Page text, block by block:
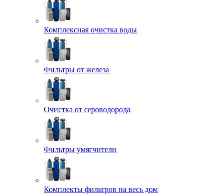
Комплексная очистка воды
Фильтры от железа
Очистка от сероводорода
Фильтры умягчители
Комплекты фильтров на весь дом